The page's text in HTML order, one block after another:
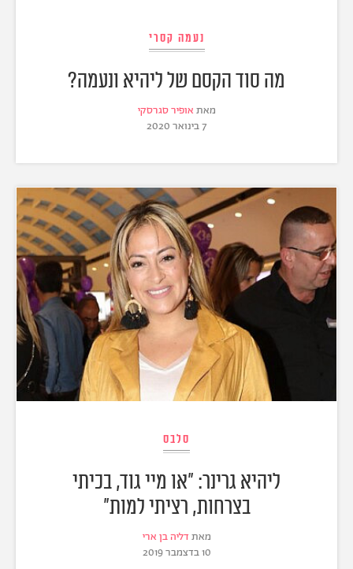
נעמה קסרי
מה סוד הקסם של ליהיא ונעמה?
מאת אופיר סגרסקי
7 בינואר 2020
סלבס
ליהיא גרינר: "או מיי גוד, בכיתי
בצרחות, רציתי למות"
מאת דליה בן ארי
10 בדצמבר 2019